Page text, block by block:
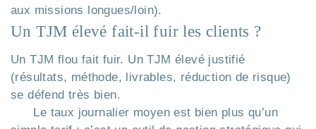
aux missions longues/loin).
Un TJM élevé fait-il fuir les clients ?
Un TJM flou fait fuir. Un TJM élevé justifié
(résultats, méthode, livrables, réduction de risque)
se défend très bien.
Le taux journalier moyen est bien plus qu’un